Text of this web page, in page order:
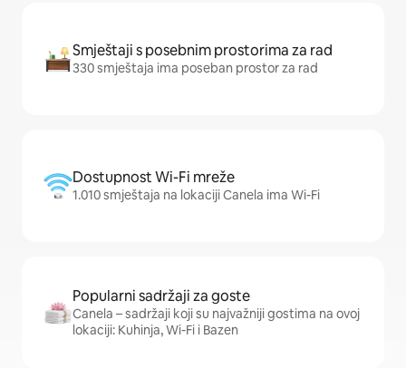
Smještaji s posebnim prostorima za rad
330 smještaja ima poseban prostor za rad
Dostupnost Wi-Fi mreže
1.010 smještaja na lokaciji Canela ima Wi-Fi
Popularni sadržaji za goste
Canela – sadržaji koji su najvažniji gostima na ovoj
lokaciji: Kuhinja, Wi-Fi i Bazen